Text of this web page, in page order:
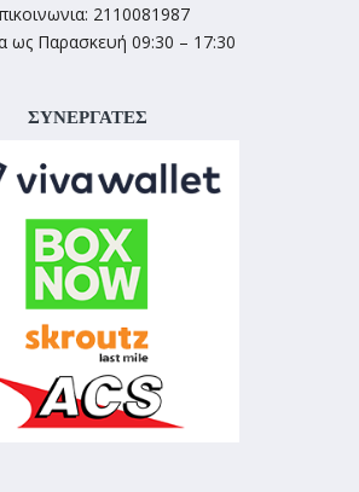
2110081987
ως Παρασκευή 09:30 – 17:30
ΣΥΝΕΡΓΑΤΕΣ